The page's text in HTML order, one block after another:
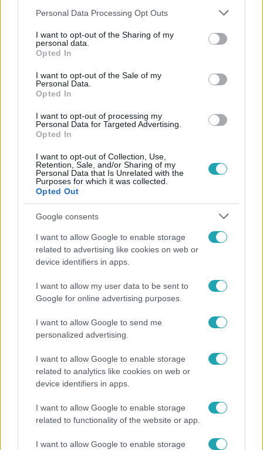
Please note that this website/app uses one or more Google
not limited to your visit or usage behaviour. You may click to
grant or deny consent to Google and its third-party tags to
use your data for below specified purposes in below Google
consent section.
Personal Data Processing Opt Outs
I want to opt-out of the Sharing of my
personal data.
Opted In
I want to opt-out of the Sale of my
Personal Data.
Opted In
I want to opt-out of processing my
Personal Data for Targeted Advertising.
Opted In
I want to opt-out of Collection, Use,
Retention, Sale, and/or Sharing of my
Personal Data that Is Unrelated with the
Purposes for which it was collected.
Opted Out
Google consents
I want to allow Google to enable storage
related to advertising like cookies on web or
device identifiers in apps.
I want to allow my user data to be sent to
Google for online advertising purposes.
I want to allow Google to send me
personalized advertising.
I want to allow Google to enable storage
related to analytics like cookies on web or
device identifiers in apps.
I want to allow Google to enable storage
related to functionality of the website or app.
I want to allow Google to enable storage
Népszerű
Fókusz
Rubint Réka: A betegség megtanított türelmesnek